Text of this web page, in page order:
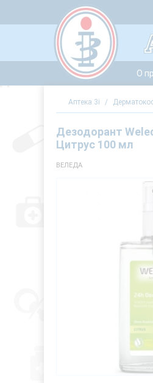
О
Аптека 3i /
Дезодорант
Цитрус 100 мл
ВЕЛЕДА